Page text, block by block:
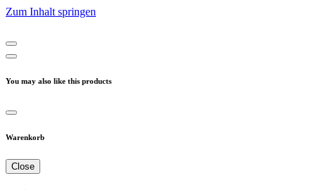
Zum Inhalt springen
You may also like this products
Warenkorb
Close